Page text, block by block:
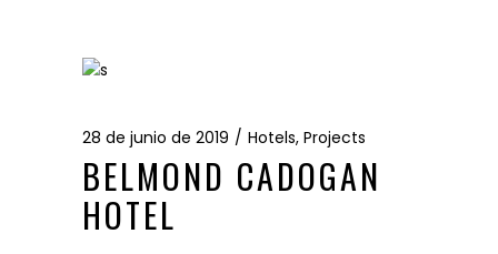
28 de junio de 2019 Hotels, Projects
BELMOND CADOGAN
HOTEL